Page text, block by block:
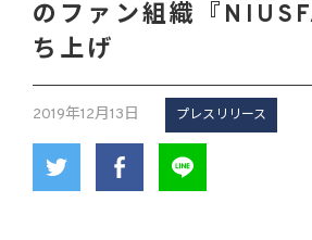
のファン組織『
ち上げ
2019年12月13日 プレスリリース